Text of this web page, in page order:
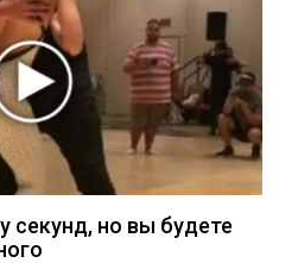
секунд, но вы будете